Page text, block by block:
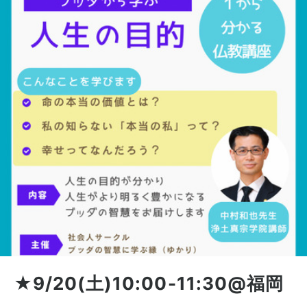
★9/20(土)10:00-11:30@福岡